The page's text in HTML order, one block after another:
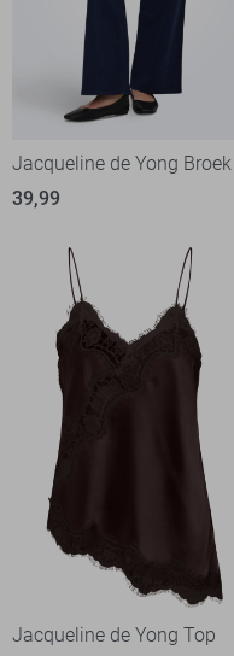
Jacqueline de Yong Broek
39,99
Jacqueline de Yong Top